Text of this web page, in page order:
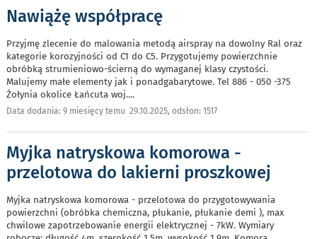
Nawiążę współpracę
Przyjmę zlecenie do malowania metodą airspray na dowolny Ral oraz
kategorie korozyjności od C1 do C5. Przygotujemy powierzchnie
obróbką strumieniowo-ścierną do wymaganej klasy czystości.
Malujemy małe elementy jak i ponadgabarytowe. Tel 886 - 050 -375
Żołynia okolice Łańcuta woj....
Data dodania: 9 miesięcy temu 29.10.2025, odsłon: 1517
Myjka natryskowa komorowa -
przelotowa do lakierni proszkowej
Myjka natryskowa komorowa - przelotowa do przygotowywania
powierzchni (obróbka chemiczna, płukanie, płukanie demi ), max
chwilowe zapotrzebowanie energii elektrycznej - 7kW. Wymiary